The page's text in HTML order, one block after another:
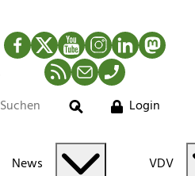
Facebook
TwitterYouTubeInstagram
LinkedIn
RSS-Newsfeed
MailTelefon
Suche
Login
News VDV